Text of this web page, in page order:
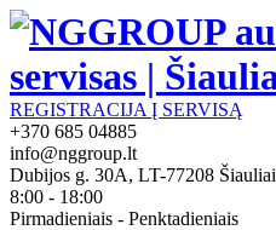
REGISTRACIJA Į SERVISĄ
+370 685 04885
info@nggroup.lt
Dubijos g. 30A, LT-77208 Šiauliai
8:00 - 18:00
Pirmadieniais - Penktadieniais